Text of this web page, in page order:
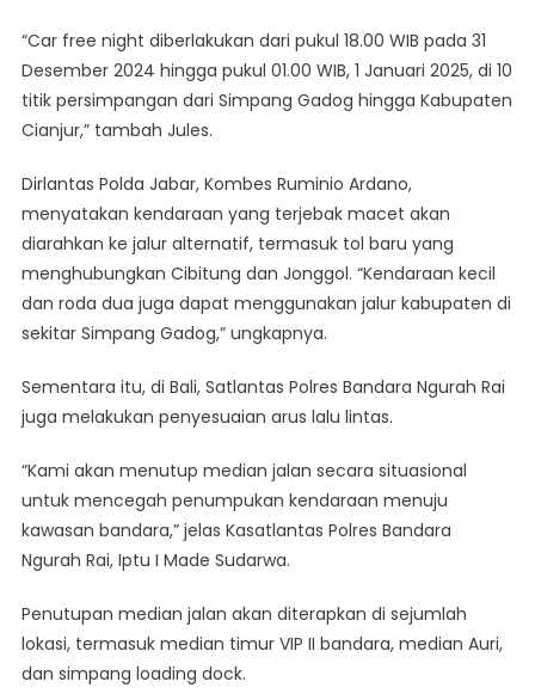
“Car free night diberlakukan dari pukul 18.00 WIB pada 31
Desember 2024 hingga pukul 01.00 WIB, 1 Januari 2025, di 10
titik persimpangan dari Simpang Gadog hingga Kabupaten
Cianjur,” tambah Jules.
Dirlantas Polda Jabar, Kombes Ruminio Ardano,
menyatakan kendaraan yang terjebak macet akan
diarahkan ke jalur alternatif, termasuk tol baru yang
menghubungkan Cibitung dan Jonggol. “Kendaraan kecil
dan roda dua juga dapat menggunakan jalur kabupaten di
sekitar Simpang Gadog,” ungkapnya.
Sementara itu, di Bali, Satlantas Polres Bandara Ngurah Rai
juga melakukan penyesuaian arus lalu lintas.
“Kami akan menutup median jalan secara situasional
untuk mencegah penumpukan kendaraan menuju
kawasan bandara,” jelas Kasatlantas Polres Bandara
Ngurah Rai, Iptu I Made Sudarwa.
Penutupan median jalan akan diterapkan di sejumlah
lokasi, termasuk median timur VIP II bandara, median Auri,
dan simpang loading dock.